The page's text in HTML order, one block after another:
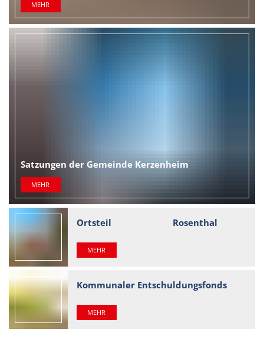
MEHR
Satzungen der Gemeinde Kerzenheim
MEHR
Ortsteil Rosenthal
MEHR
Kommunaler Entschuldungsfonds
MEHR